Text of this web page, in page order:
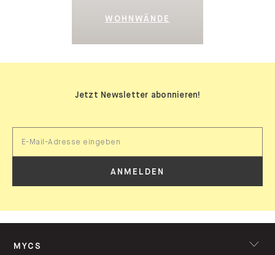
WOHNWÄNDE
Jetzt Newsletter abonnieren!
ANMELDEN
MYCS